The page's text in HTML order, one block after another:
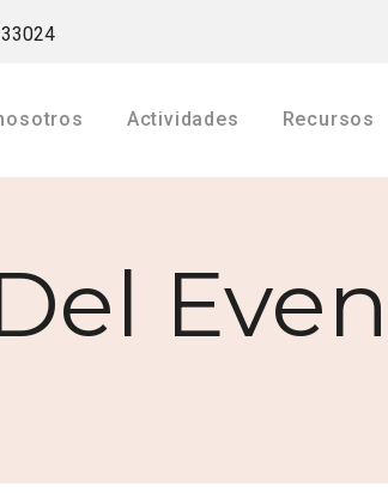
Actividades Recursos